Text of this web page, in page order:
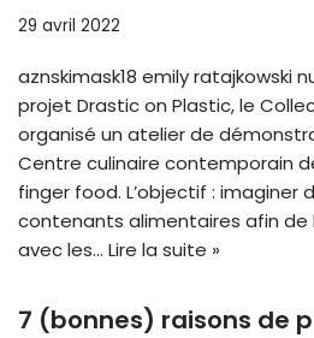
29 avril 2022
aznskimask18 emily ratajkowski
projet Drastic on Plastic, le
organisé un atelier de
Centre culinaire contemporain
finger food. L’objectif : imaginer
contenants alimentaires afin
avec les… Lire la suite »
7 (bonnes) raisons de